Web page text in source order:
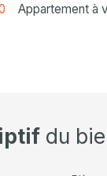
Appartement à
du